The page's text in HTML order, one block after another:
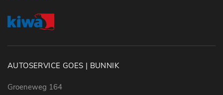
AUTOSERVICE GOES | BUNNIK
Groeneweg 164